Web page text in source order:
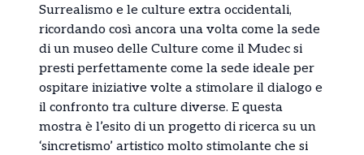
Surrealismo e le culture extra occidentali,
ricordando così ancora una volta come la sede
di un museo delle Culture come il Mudec si
presti perfettamente come la sede ideale per
ospitare iniziative volte a stimolare il dialogo e
il confronto tra culture diverse. E questa
mostra è l’esito di un progetto di ricerca su un
‘sincretismo’ artistico molto stimolante che si